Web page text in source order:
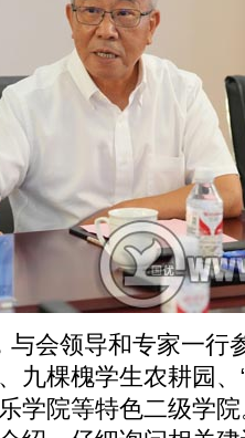
与会领导和专家一行
九棵槐学生农耕园、
学院等特色二级学